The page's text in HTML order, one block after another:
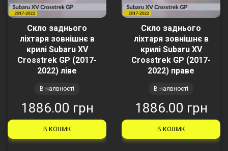
Скло заднього
ліхтаря зовнішнє в
крилі Subaru XV
Crosstrek GP (2017-
2022) ліве
В наявності
1886.00 грн
В КОШИК
Скло заднього
ліхтаря зовнішнє в
крилі Subaru XV
Crosstrek GP (2017-
2022) праве
В наявності
1886.00 грн
В КОШИК